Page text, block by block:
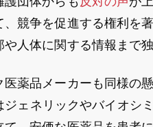
、競争を促進する権利を
や人体に関する情報まで
医薬品メーカーも同様の
ジェネリックやバイオ